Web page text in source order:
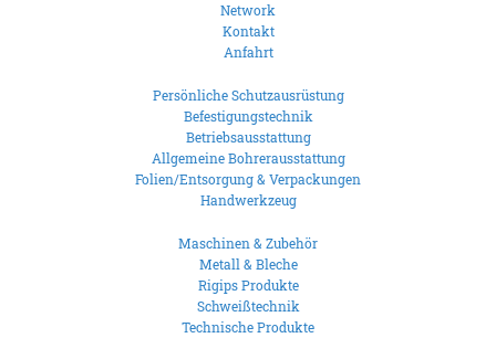
Network
Kontakt
Anfahrt
Persönliche Schutzausrüstung
Befestigungstechnik
Betriebsausstattung
Allgemeine Bohrerausstattung
Folien/Entsorgung & Verpackungen
Handwerkzeug
Maschinen & Zubehör
Metall & Bleche
Rigips Produkte
Schweißtechnik
Technische Produkte